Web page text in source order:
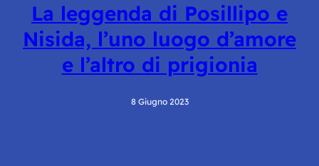
La leggenda di Posillipo e
Nisida, l’uno luogo d’amore
e l’altro di prigionia
8 Giugno 2023